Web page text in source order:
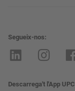
Segueix-nos
Descarrega't l'App UPC